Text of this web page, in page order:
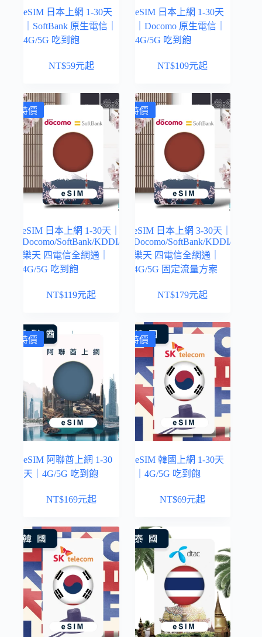
eSIM 日本上網 1-30天
｜SoftBank 原生電信｜
4G/5G 吃到飽
NT$59元起
eSIM 日本上網 1-30天
｜Docomo 原生電信｜
4G/5G 吃到飽
NT$109元起
特價
eSIM 日本上網 1-30天｜
Docomo/SoftBank/KDDI/
樂天 四電信全網通｜
4G/5G 吃到飽
NT$119元起
特價
eSIM 日本上網 3-30天｜
Docomo/SoftBank/KDDI/
樂天 四電信全網通｜
4G/5G 固定流量方案
NT$179元起
特價
eSIM 阿聯酋上網 1-30
天｜4G/5G 吃到飽
NT$169元起
特價
eSIM 韓國上網 1-30天
｜4G/5G 吃到飽
NT$69元起